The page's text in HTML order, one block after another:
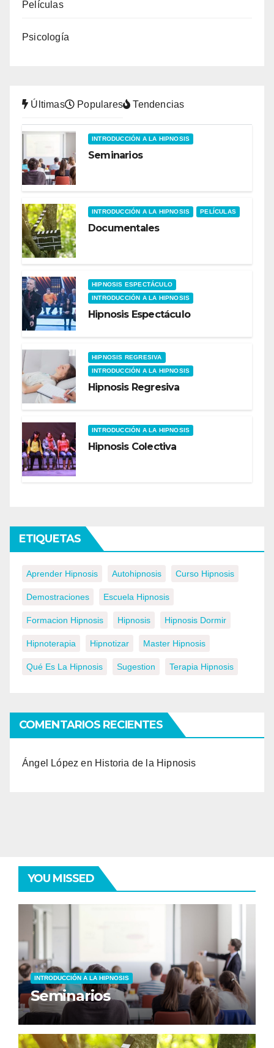
Películas
Psicología
Últimas Populares Tendencias
INTRODUCCIÓN A LA HIPNOSIS
Seminarios
INTRODUCCIÓN A LA HIPNOSIS PELÍCULAS
Documentales
HIPNOSIS ESPECTÁCULO
INTRODUCCIÓN A LA HIPNOSIS
Hipnosis Espectáculo
HIPNOSIS REGRESIVA
INTRODUCCIÓN A LA HIPNOSIS
Hipnosis Regresiva
INTRODUCCIÓN A LA HIPNOSIS
Hipnosis Colectiva
ETIQUETAS
Aprender Hipnosis Autohipnosis Curso Hipnosis
Demostraciones Escuela Hipnosis
Formacion Hipnosis Hipnosis Hipnosis Dormir
Hipnoterapia Hipnotizar Master Hipnosis
Qué Es La Hipnosis Sugestion Terapia Hipnosis
COMENTARIOS RECIENTES
Ángel López en Historia de la Hipnosis
YOU MISSED
INTRODUCCIÓN A LA HIPNOSIS
Seminarios